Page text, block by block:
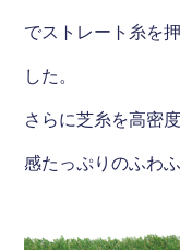
でストレート糸を
した。
さらに芝糸を高密
感たっぷりのふわ